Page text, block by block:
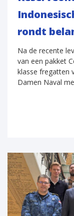
rondt
Na de recente
van een pakket
klasse fregatten
Damen Naval